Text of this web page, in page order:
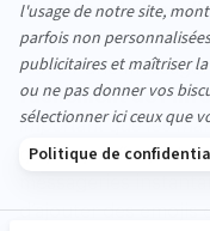
digital workplace
Christophe
d’avoir une
facilement de
important que les
quiproquos ”, ajoute
d’ajouter des emojis